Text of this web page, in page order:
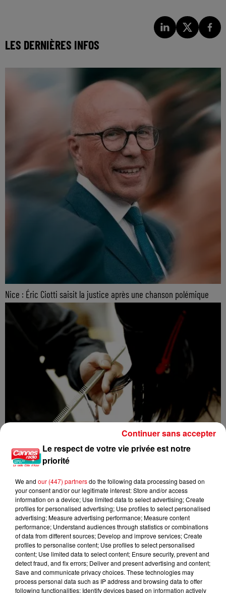
LES DERNIÈRES INFOS
Nice : Éric Ciotti saisit la justice après une chanson polémique
Nice : un salon de coiffure fermé après un contrôle
Le respect de votre vie privée est notre
priorité
We and our (447) partnersdo the following data processing based on
your consent and/or our legitimate interest: Store and/or access
information on a device; Use limited data to select advertising; Create
profiles for personalised advertising; Use profiles to select personalised
advertising; Measure advertising performance; Measure content
performance; Understand audiences through statistics or combinations
of data from different sources; Develop and improve services; Create
profiles to personalise content; Use profiles to select personalised
content; Use limited data to select content; Ensure security, prevent and
detect fraud, and fix errors; Deliver and present advertising and content;
Save and communicate privacy choices. These technologies may
process personal data such as IP address and browsing data to offer
following functionalities: Identify devices based on information actively
Continuer sans accepter